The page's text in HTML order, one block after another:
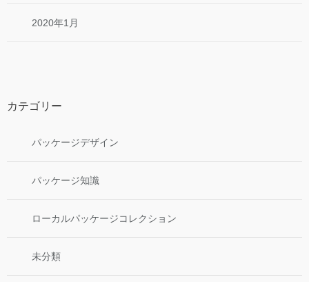
2020年1月
カテゴリー
パッケージデザイン
パッケージ知識
ローカルパッケージコレクション
未分類